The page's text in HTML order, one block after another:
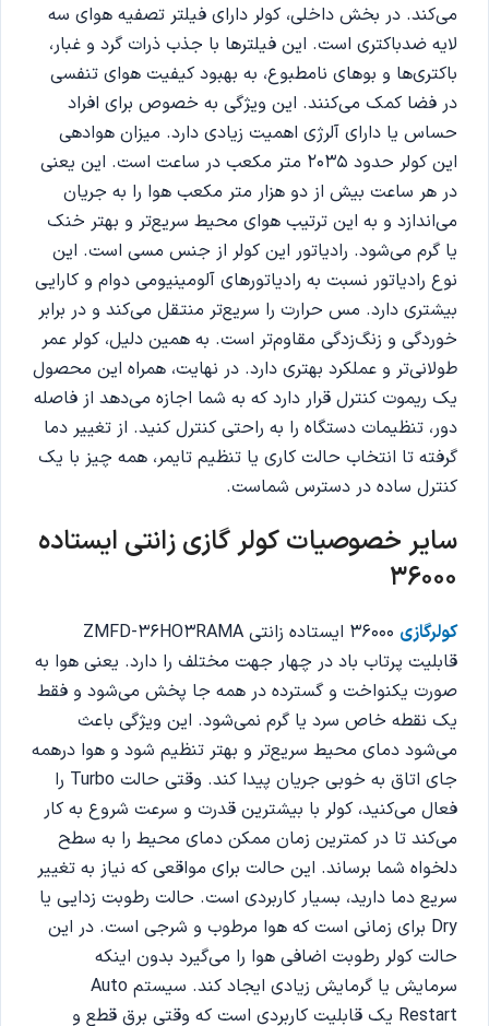
می‌کند. در بخش داخلی، کولر دارای فیلتر تصفیه هوای سه
لایه ضدباکتری است. این فیلترها با جذب ذرات گرد و غبار،
باکتری‌ها و بوهای نامطبوع، به بهبود کیفیت هوای تنفسی
در فضا کمک می‌کنند. این ویژگی به خصوص برای افراد
حساس یا دارای آلرژی اهمیت زیادی دارد. میزان هوادهی
این کولر حدود 2035 متر مکعب در ساعت است. این یعنی
در هر ساعت بیش از دو هزار متر مکعب هوا را به جریان
می‌اندازد و به این ترتیب هوای محیط سریع‌تر و بهتر خنک
یا گرم می‌شود. رادیاتور این کولر از جنس مسی است. این
نوع رادیاتور نسبت به رادیاتورهای آلومینیومی دوام و کارایی
بیشتری دارد. مس حرارت را سریع‌تر منتقل می‌کند و در برابر
خوردگی و زنگ‌زدگی مقاوم‌تر است. به همین دلیل، کولر عمر
طولانی‌تر و عملکرد بهتری دارد. در نهایت، همراه این محصول
یک ریموت کنترل قرار دارد که به شما اجازه می‌دهد از فاصله
دور، تنظیمات دستگاه را به راحتی کنترل کنید. از تغییر دما
گرفته تا انتخاب حالت کاری یا تنظیم تایمر، همه چیز با یک
کنترل ساده در دسترس شماست.
سایر خصوصیات کولر گازی زانتی ایستاده
36000
کولرگازی
36000 ایستاده زانتی ZMFD-36HO3RAMA
قابلیت پرتاب باد در چهار جهت مختلف را دارد. یعنی هوا به
صورت یکنواخت و گسترده در همه جا پخش می‌شود و فقط
یک نقطه خاص سرد یا گرم نمی‌شود. این ویژگی باعث
می‌شود دمای محیط سریع‌تر و بهتر تنظیم شود و هوا درهمه
جای اتاق به خوبی جریان پیدا کند. وقتی حالت Turbo را
فعال می‌کنید، کولر با بیشترین قدرت و سرعت شروع به کار
می‌کند تا در کمترین زمان ممکن دمای محیط را به سطح
دلخواه شما برساند. این حالت برای مواقعی که نیاز به تغییر
سریع دما دارید، بسیار کاربردی است. حالت رطوبت زدایی یا
Dry برای زمانی است که هوا مرطوب و شرجی است. در این
حالت کولر رطوبت اضافی هوا را می‌گیرد بدون اینکه
سرمایش یا گرمایش زیادی ایجاد کند. سیستم Auto
Restart یک قابلیت کاربردی است که وقتی برق قطع و